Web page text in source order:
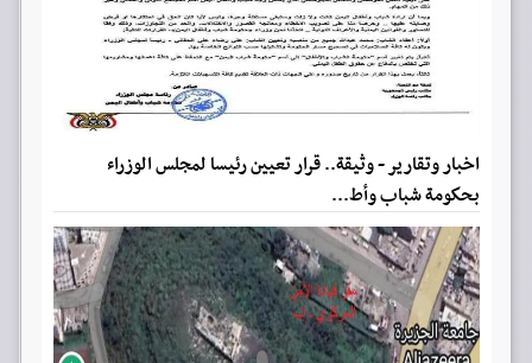
اخبار وتقارير - وثيقة.. قرار تعيين رئيسا لمجلس الوزراء
بحكومة شباب وأط...